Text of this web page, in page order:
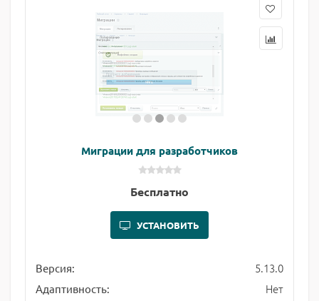
Миграции для разработчиков
Бесплатно
УСТАНОВИТЬ
Версия: 5.13.0
Адаптивность: Нет